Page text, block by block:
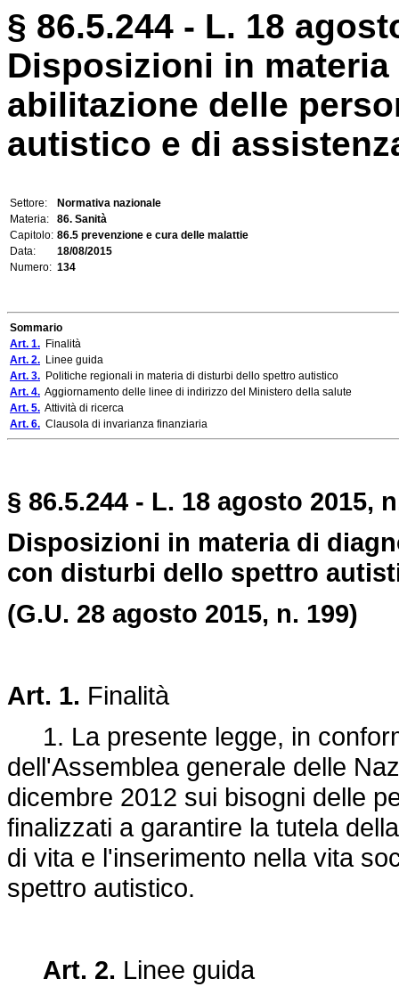
§ 86.5.244 - L. 18
Disposizioni in
abilitazione delle
autistico e di
Settore:
Normativa nazionale
Materia:
86. Sanità
Capitolo: 86.5 prevenzione e cura delle malattie
Data:
18/08/2015
Numero: 134
Sommario
Art. 1. Finalità
Art. 2. Linee guida
Art. 3. Politiche regionali in materia di disturbi dello spettro autistico
Art. 4. Aggiornamento delle linee di indirizzo del Ministero della salute
Art. 5. Attività di ricerca
Art. 6. Clausola di invarianza finanziaria
§ 86.5.244 - L. 18 agosto 2015,
Disposizioni in materia di
con disturbi dello spettro
(G.U. 28 agosto 2015, n. 199)
Art. 1. Finalità
1. La presente legge, in
dell'Assemblea generale delle
dicembre 2012 sui bisogni delle
finalizzati a garantire la tutela
di vita e l'inserimento nella vita
spettro autistico.
Art. 2. Linee guida